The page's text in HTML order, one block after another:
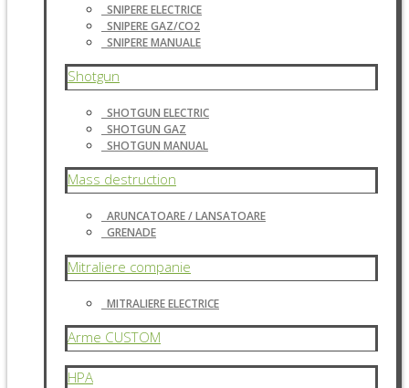
SNIPERE ELECTRICE
SNIPERE GAZ/CO2
SNIPERE MANUALE
Shotgun
SHOTGUN ELECTRIC
SHOTGUN GAZ
SHOTGUN MANUAL
Mass destruction
ARUNCATOARE / LANSATOARE
GRENADE
Mitraliere companie
MITRALIERE ELECTRICE
Arme CUSTOM
HPA